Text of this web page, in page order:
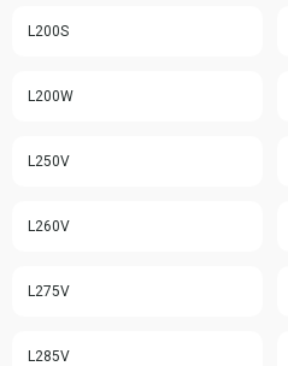
L200S
L200W
L250V
L260V
L275V
L285V